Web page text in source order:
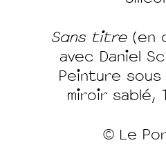
Sans titre (en
avec Daniel
Peinture
miroir sablé,
© Le